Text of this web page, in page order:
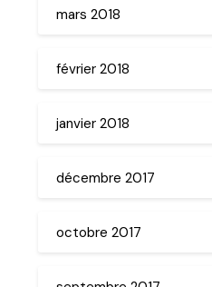
mars 2018
février 2018
janvier 2018
décembre 2017
octobre 2017